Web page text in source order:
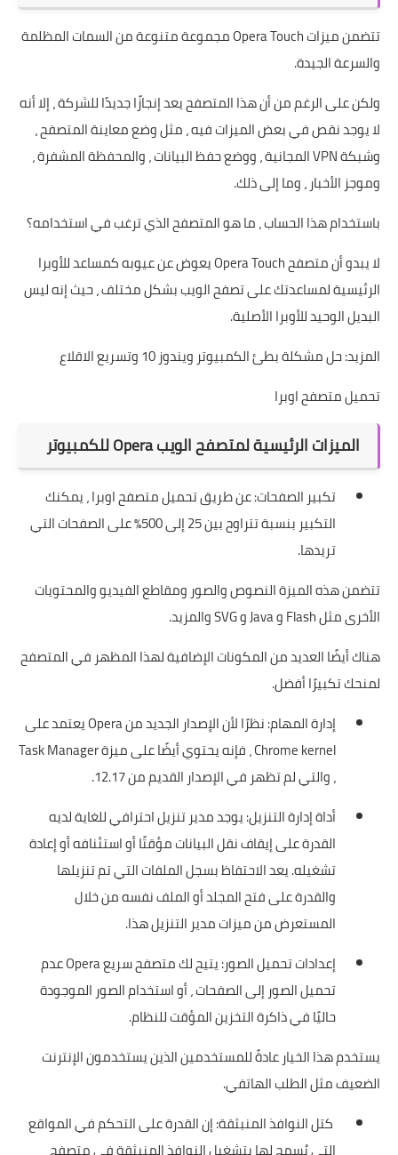
تتضمن ميزات Opera Touch مجموعة متنوعة من السمات المظلمة
والسرعة الجيدة.
ولكن على الرغم من أن هذا المتصفح يعد إنجازًا جديدًا للشركة ، إلا أنه
لا يوجد نقص في بعض الميزات فيه ، مثل وضع معاينة المتصفح ،
وشبكة VPN المجانية ، ووضع حفظ البيانات ، والمحفظة المشفرة ،
وموجز الأخبار ، وما إلى ذلك.
باستخدام هذا الحساب ، ما هو المتصفح الذي ترغب في استخدامه؟
لا يبدو أن متصفح Opera Touch يعوض عن عيوبه كمساعد للأوبرا
الرئيسية لمساعدتك على تصفح الويب بشكل مختلف ، حيث إنه ليس
البديل الوحيد للأوبرا الأصلية.
المزيد:حل مشكلة بطئ الكمبيوتر ويندوز 10 وتسريع الاقلاع
تحميل متصفح اوبرا
الميزات الرئيسية لمتصفح الويب Opera للكمبيوتر
تكبير الصفحات: عن طريق تحميل متصفح اوبرا ، يمكنك
التكبير بنسبة تتراوح بين 25 إلى 500٪ على الصفحات التي
تريدها.
تتضمن هذه الميزة النصوص والصور ومقاطع الفيديو والمحتويات
الأخرى مثل Flash و Java و SVG والمزيد.
هناك أيضًا العديد من المكونات الإضافية لهذا المظهر في المتصفح
لمنحك تكبيرًا أفضل.
إدارة المهام: نظرًا لأن الإصدار الجديد من Opera يعتمد على
Chrome kernel ، فإنه يحتوي أيضًا على ميزة Task Manager
، والتي لم تظهر في الإصدار القديم من 12.17.
أداة إدارة التنزيل: يوجد مدير تنزيل احترافي للغاية لديه
القدرة على إيقاف نقل البيانات مؤقتًا أو استئنافه أو إعادة
تشغيله. يعد الاحتفاظ بسجل الملفات التي تم تنزيلها
والقدرة على فتح المجلد أو الملف نفسه من خلال
المستعرض من ميزات مدير التنزيل هذا.
إعدادات تحميل الصور: يتيح لك متصفح سريع Opera عدم
تحميل الصور إلى الصفحات ، أو استخدام الصور الموجودة
حاليًا في ذاكرة التخزين المؤقت للنظام.
يستخدم هذا الخيار عادةً للمستخدمين الذين يستخدمون الإنترنت
الضعيف مثل الطلب الهاتفي.
كتل النوافذ المنبثقة: إن القدرة على التحكم في المواقع